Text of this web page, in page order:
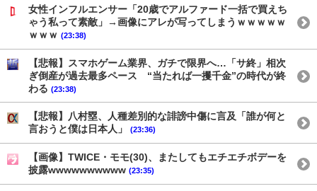
女性インフルエンサー「20歳でアルファード一括で買えち
ゃう私って素敵」→画像にアレが写ってしまうｗｗｗｗｗ
ｗｗｗ (23:38)
【悲報】スマホゲーム業界、ガチで限界へ…「サ終」相次
ぎ倒産が過去最多ペース “当たれば一攫千金”の時代が終
わる (23:38)
【悲報】八村塁、人種差別的な誹謗中傷に言及「誰が何と
言おうと僕は日本人」
(23:36)
【画像】TWICE・モモ(30)、またしてもエチエチボデーを
披露wwwwwwwwww (23:35)